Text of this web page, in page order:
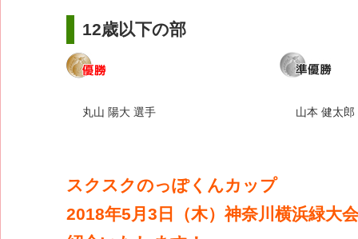
12歳以下の部
丸山 陽大 選手 山本 健太郎
スクスクのっぽくんカップ
2018年5月3日（木）神奈川横浜緑大